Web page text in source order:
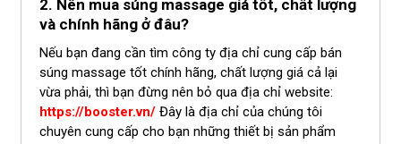
2. Nên mua súng massage giá tốt, chất lượng
và chính hãng ở đâu?
Nếu bạn đang cần tìm công ty địa chỉ cung cấp bán
súng massage tốt chính hãng, chất lượng giá cả lại
vừa phải, thì bạn đừng nên bỏ qua địa chỉ website:
https://booster.vn/ Đây là địa chỉ của chúng tôi
chuyên cung cấp cho bạn những thiết bị sản phẩm